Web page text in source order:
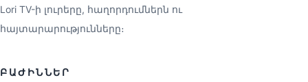
Lori TV-ի լուրերը, հաղորդումներն ու
հայտարարությունները։
ԲԱԺԻՆՆԵՐ